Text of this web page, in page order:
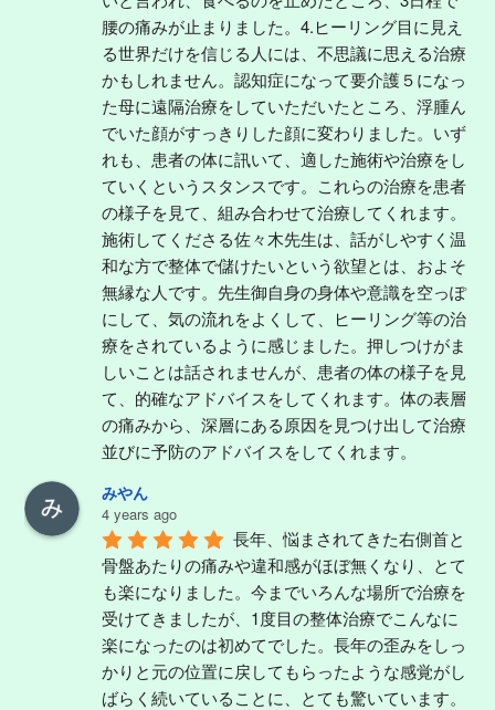
腰の痛みが止まりました。4.ヒーリング目に見え
る世界だけを信じる人には、不思議に思える治療
かもしれません。認知症になって要介護５になっ
た母に遠隔治療をしていただいたところ、浮腫ん
でいた顔がすっきりした顔に変わりました。いず
れも、患者の体に訊いて、適した施術や治療をし
ていくというスタンスです。これらの治療を患者
の様子を見て、組み合わせて治療してくれます。
施術してくださる佐々木先生は、話がしやすく温
和な方で整体で儲けたいという欲望とは、およそ
無縁な人です。先生御自身の身体や意識を空っぽ
にして、気の流れをよくして、ヒーリング等の治
療をされているように感じました。押しつけがま
しいことは話されませんが、患者の体の様子を見
て、的確なアドバイスをしてくれます。体の表層
の痛みから、深層にある原因を見つけ出して治療
並びに予防のアドバイスをしてくれます。
みやん
4 years ago
長年、悩まされてきた右側首と
骨盤あたりの痛みや違和感がほぼ無くなり、とて
も楽になりました。今までいろんな場所で治療を
受けてきましたが、1度目の整体治療でこんなに
楽になったのは初めてでした。長年の歪みをしっ
かりと元の位置に戻してもらったような感覚がし
ばらく続いていることに、とても驚いています。